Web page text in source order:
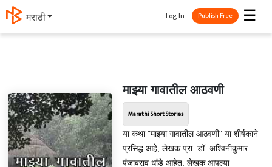
मराठी ☰
Log In Publish Free
माझ्या गावातील आठवणी
Marathi Short Stories
या कथा "माझ्या गावातील आठवणी" या शीर्षकाने
प्रसिद्ध आहे, लेखक प्रा. डॉ. अश्विनीकुमार
पंजाबराव धांडे आहेत. लेखक आपल्या